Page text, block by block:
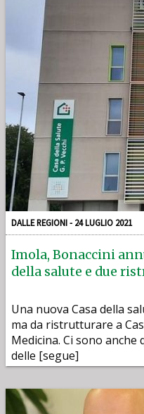
DALLE REGIONI - 24 LUGLIO 2021
Imola, Bonaccini
della salute e due
Una nuova Casa della
ma da ristrutturare a
Medicina. Ci sono
delle [segue]